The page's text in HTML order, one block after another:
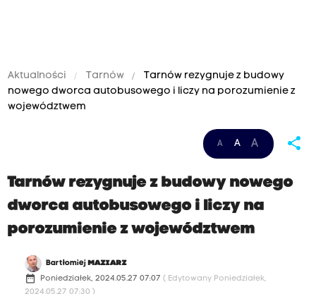
Aktualności Tarnów
Tarnów rezygnuje z budowy
nowego dworca autobusowego i liczy na porozumienie z
województwem
A A A share
Tarnów rezygnuje z budowy nowego
dworca autobusowego i liczy na
porozumienie z województwem
Bartłomiej MAZIARZ
date_range Poniedziałek, 2024.05.27 07:07 ( Edytowany Poniedziałek,
2024.05.27 07:30 )